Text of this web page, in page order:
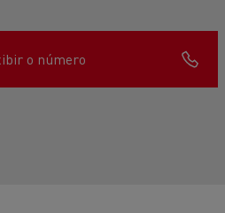
o número